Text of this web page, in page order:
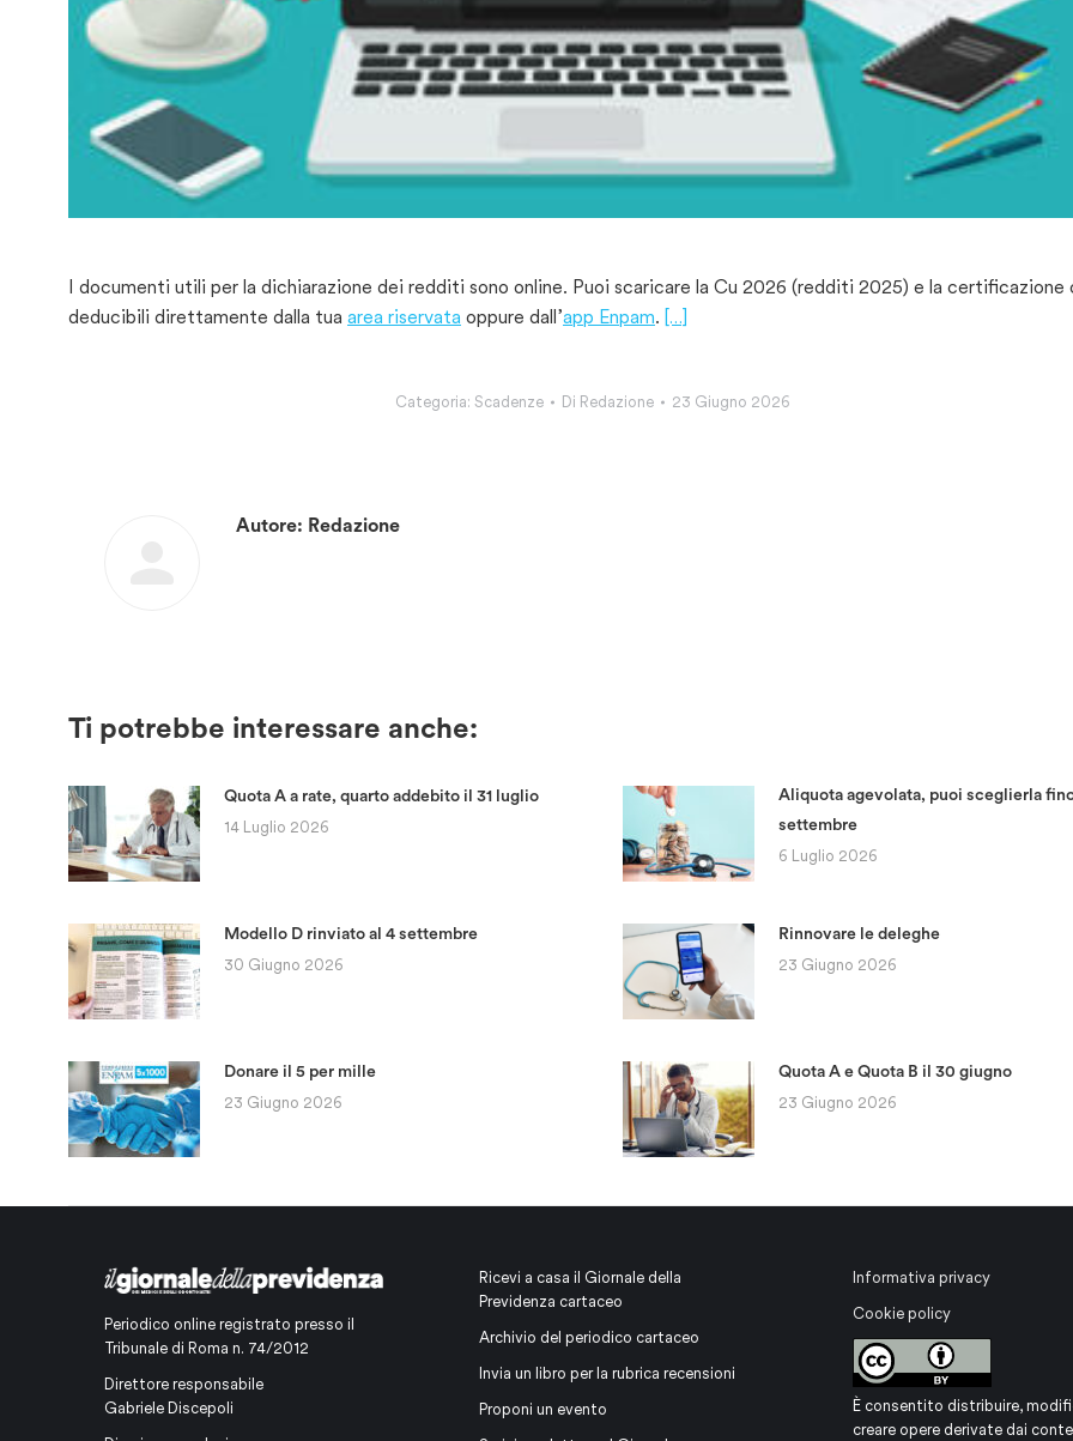
I documenti utili per la dichiarazione dei redditi sono online. Puoi scaricare la Cu 2026 (redditi 2025) e la certificazione
deducibili direttamente dalla tua area riservata oppure dall’app Enpam. […]
Categoria: Scadenze Di Redazione 23 Giugno 2026
Autore: Redazione
Ti potrebbe interessare anche:
Quota A a rate, quarto addebito il 31 luglio
14 Luglio 2026
Aliquota agevolata, puoi sceglierla
settembre
6 Luglio 2026
Modello D rinviato al 4 settembre
30 Giugno 2026
Rinnovare le deleghe
23 Giugno 2026
Donare il 5 per mille
23 Giugno 2026
Quota A e Quota B il 30 giugno
23 Giugno 2026
Periodico online registrato presso il
Tribunale di Roma n. 74/2012
Direttore responsabile
Gabriele Discepoli
Ricevi a casa il Giornale della
Previdenza cartaceo
Archivio del periodico cartaceo
Invia un libro per la rubrica recensioni
Proponi un evento
Informativa privacy
Cookie policy
È consentito distribuire,
creare opere derivate dai